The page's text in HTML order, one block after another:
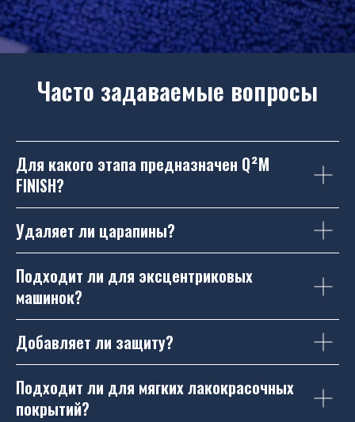
Часто задаваемые вопросы
Для какого этапа предназначен Q²M
FINISH?
Удаляет ли царапины?
Подходит ли для эксцентриковых
машинок?
Добавляет ли защиту?
Подходит ли для мягких лакокрасочных
покрытий?